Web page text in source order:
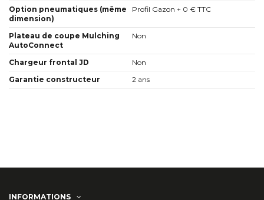
Option pneumatiques (même
dimension)
Profil Gazon + 0 € TTC
Plateau de coupe Mulching
AutoConnect
Non
Chargeur frontal JD
Non
Garantie constructeur
2 ans
INFORMATIONS